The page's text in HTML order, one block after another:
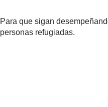
Para que sigan
personas refugiadas.